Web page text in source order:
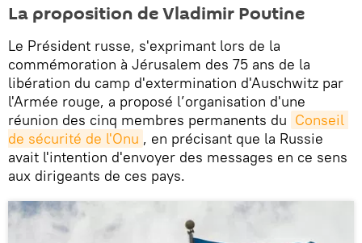
La proposition de Vladimir Poutine
Le Président russe, s'exprimant lors de la
commémoration à Jérusalem des 75 ans de la
libération du camp d'extermination d'Auschwitz par
l'Armée rouge, a proposé l’organisation d'une
réunion des cinq membres permanents du Conseil
de sécurité de l'Onu , en précisant que la Russie
avait l'intention d'envoyer des messages en ce sens
aux dirigeants de ces pays.